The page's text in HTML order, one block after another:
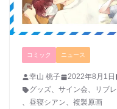
コミック ニュース
幸山 桃子 2022年8月1日
グッズ、 サイン会、 リブレ
、 昼寝シアン、 複製原画